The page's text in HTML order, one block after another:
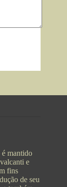
mantido
e
fins
de seu